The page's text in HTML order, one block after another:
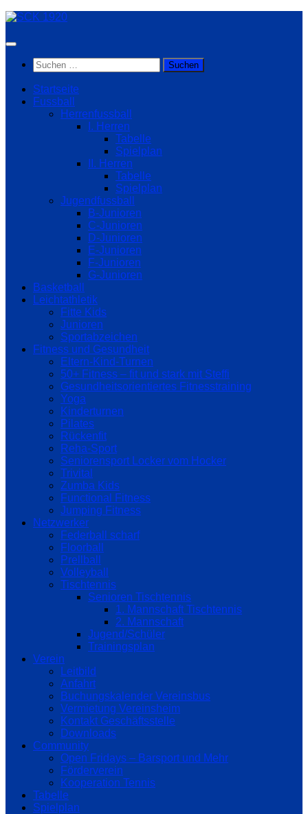
Zum
springen
Suchen
nach:
Startseite
Fussball
Herrenfussball
I. Herren
Tabelle
Spielplan
II. Herren
Tabelle
Spielplan
Jugendfussball
B-Junioren
C-Junioren
D-Junioren
E-Junioren
F-Junioren
G-Junioren
Basketball
Leichtathletik
Fitte Kids
Junioren
Sportabzeichen
Fitness und Gesundheit
Eltern-Kind-Turnen
50+ Fitness – fit und stark mit Steffi
Gesundheitsorientiertes Fitnesstraining
Yoga
Kinderturnen
Pilates
Rückenfit
Reha-Sport
Seniorensport Locker vom Hocker
Trivital
Zumba Kids
Functional Fitness
Jumping Fitness
Netzwerker
Federball scharf
Floorball
Prellball
Volleyball
Tischtennis
Senioren Tischtennis
1. Mannschaft Tischtennis
2. Mannschaft
Jugend/Schüler
Trainingsplan
Verein
Leitbild
Anfahrt
Buchungskalender Vereinsbus
Vermietung Vereinsheim
Kontakt Geschäftsstelle
Downloads
Community
Open Fridays – Barsport und Mehr
Förderverein
Kooperation Tennis
Tabelle
Spielplan